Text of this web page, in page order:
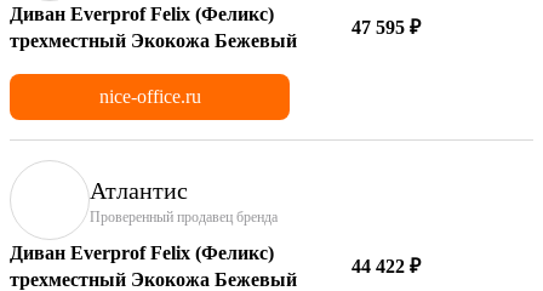
Диван Everprof Felix (Феликс)
трехместный Экокожа Бежевый
47 595 ₽
nice-office.ru
Атлантис
Проверенный продавец бренда
Диван Everprof Felix (Феликс)
трехместный Экокожа Бежевый
44 422 ₽